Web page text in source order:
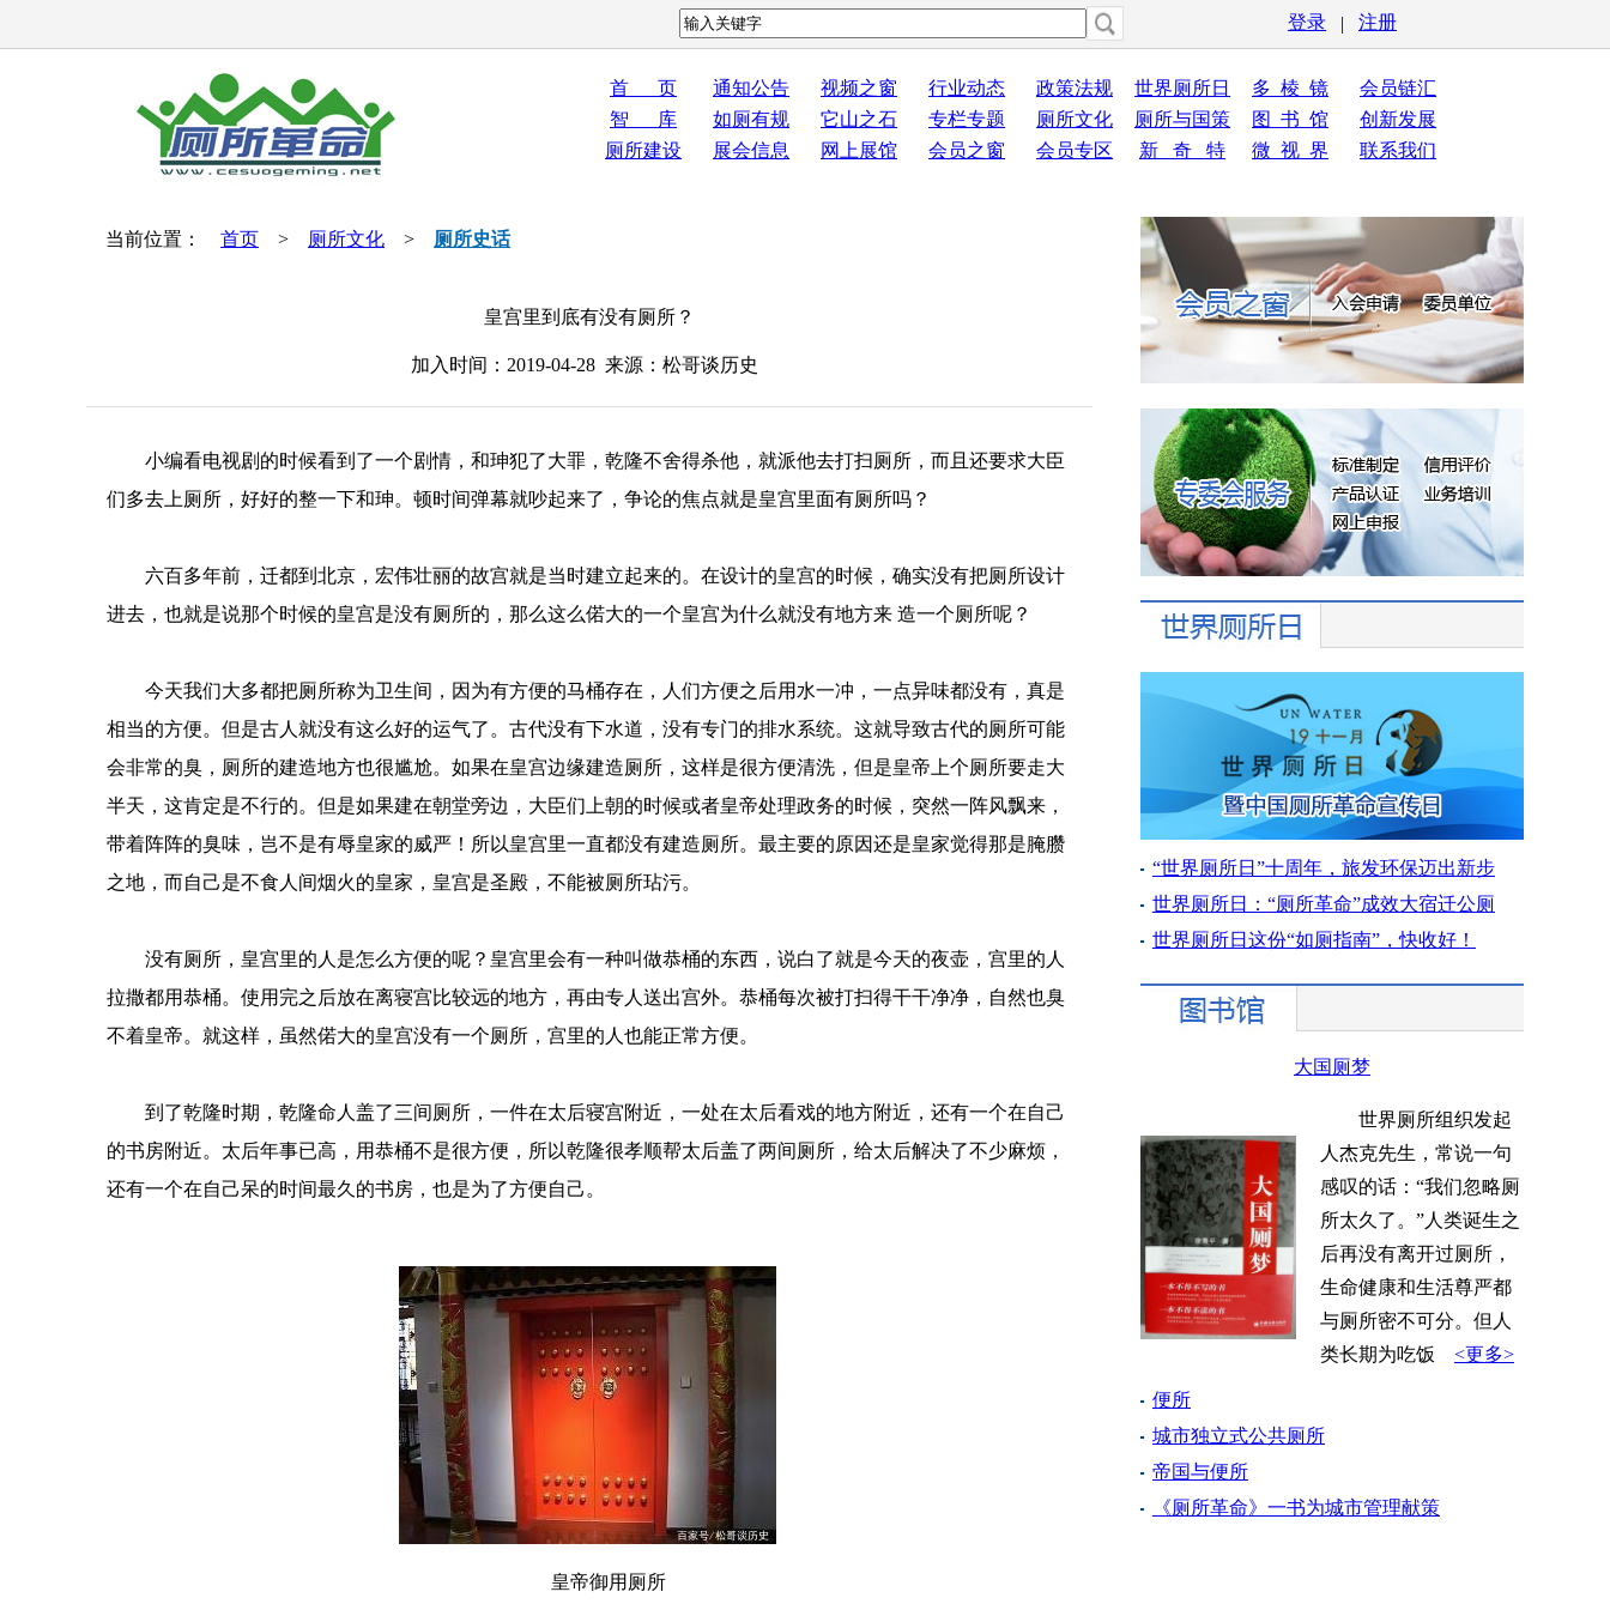
登录 | 注册
首 页 通知公告 视频之窗 行业动态 政策法规 世界厕所日 多 棱 镜
会员链汇
智 库
如厕有规 它山之石 专栏专题 厕所文化 厕所与国策 图 书 馆
创新发展
厕所建设
展会信息 网上展馆 会员之窗 会员专区 新 奇 特 微 视 界 联系我们
当前位置： 首页 > 厕所文化 > 厕所史话
皇宫里到底有没有厕所？
加入时间：2019-04-28 来源：松哥谈历史
小编看电视剧的时候看到了一个剧情，和珅犯了大罪，乾隆不舍得杀他，就派他去打扫厕所，而且还要求大臣
们多去上厕所，好好的整一下和珅。顿时间弹幕就吵起来了，争论的焦点就是皇宫里面有厕所吗？
六百多年前，迁都到北京，宏伟壮丽的故宫就是当时建立起来的。在设计的皇宫的时候，确实没有把厕所设计
进去，也就是说那个时候的皇宫是没有厕所的，那么这么偌大的一个皇宫为什么就没有地方来 造一个厕所呢？
今天我们大多都把厕所称为卫生间，因为有方便的马桶存在，人们方便之后用水一冲，一点异味都没有，真是
相当的方便。但是古人就没有这么好的运气了。古代没有下水道，没有专门的排水系统。这就导致古代的厕所可能
会非常的臭，厕所的建造地方也很尴尬。如果在皇宫边缘建造厕所，这样是很方便清洗，但是皇帝上个厕所要走大
半天，这肯定是不行的。但是如果建在朝堂旁边，大臣们上朝的时候或者皇帝处理政务的时候，突然一阵风飘来，
带着阵阵的臭味，岂不是有辱皇家的威严！所以皇宫里一直都没有建造厕所。最主要的原因还是皇家觉得那是腌臜
之地，而自己是不食人间烟火的皇家，皇宫是圣殿，不能被厕所玷污。
没有厕所，皇宫里的人是怎么方便的呢？皇宫里会有一种叫做恭桶的东西，说白了就是今天的夜壶，宫里的人
拉撒都用恭桶。使用完之后放在离寝宫比较远的地方，再由专人送出宫外。恭桶每次被打扫得干干净净，自然也臭
不着皇帝。就这样，虽然偌大的皇宫没有一个厕所，宫里的人也能正常方便。
到了乾隆时期，乾隆命人盖了三间厕所，一件在太后寝宫附近，一处在太后看戏的地方附近，还有一个在自己
的书房附近。太后年事已高，用恭桶不是很方便，所以乾隆很孝顺帮太后盖了两间厕所，给太后解决了不少麻烦，
还有一个在自己呆的时间最久的书房，也是为了方便自己。
皇帝御用厕所
“世界厕所日”十周年，旅发环保迈出新步
世界厕所日：“厕所革命”成效大宿迁公厕
世界厕所日这份“如厕指南”，快收好！
大国厕梦
世界厕所组织发起
人杰克先生，常说一句
感叹的话：“我们忽略厕
所太久了。”人类诞生之
后再没有离开过厕所，
生命健康和生活尊严都
与厕所密不可分。但人
类长期为吃饭 <更多>
便所
城市独立式公共厕所
帝国与便所
《厕所革命》一书为城市管理献策